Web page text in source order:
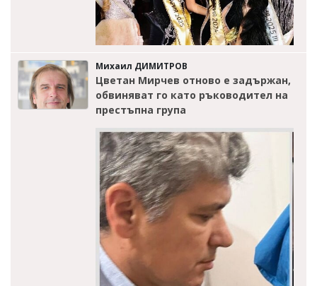
Михаил ДИМИТРОВ
Цветан Мирчев отново е задържан,
обвиняват го като ръководител на
престъпна група